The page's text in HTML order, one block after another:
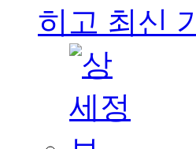
히고 최신